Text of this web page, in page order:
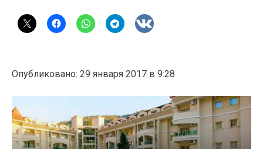
Опубликовано: 29 января 2017 в 9:28